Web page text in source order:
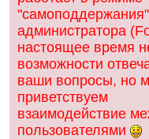
администратора
настоящее время
возможности
ваши вопросы, но
приветствуем
взаимодействие
пользователями